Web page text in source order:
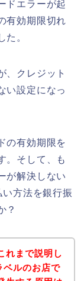
ドエラーが起
有効期限切れ
た。
、クレジット
い設定になっ
の有効期限を
。そして、も
が解決しない
方法を銀行振
？
れまで説明し
ベルのお店で